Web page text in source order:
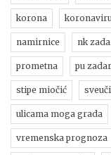
korona
namirnice nk
prometna pu
stipe miočić
ulicama moga grada
vremenska prognoza